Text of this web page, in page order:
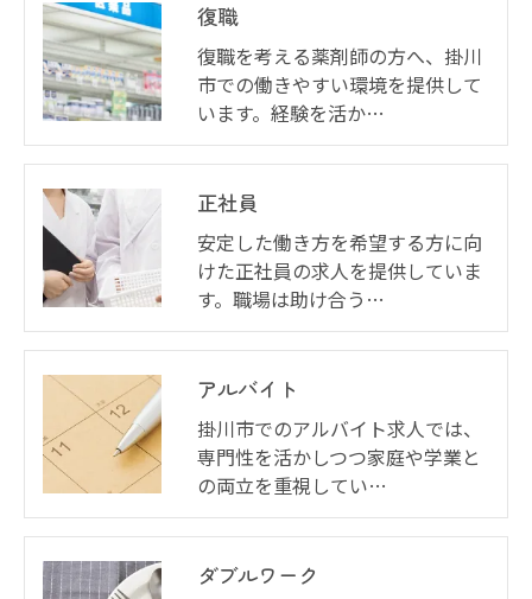
復職
復職を考える薬剤師の方へ、掛川
市での働きやすい環境を提供して
います。経験を活か…
正社員
安定した働き方を希望する方に向
けた正社員の求人を提供していま
す。職場は助け合う…
アルバイト
掛川市でのアルバイト求人では、
専門性を活かしつつ家庭や学業と
の両立を重視してい…
ダブルワーク